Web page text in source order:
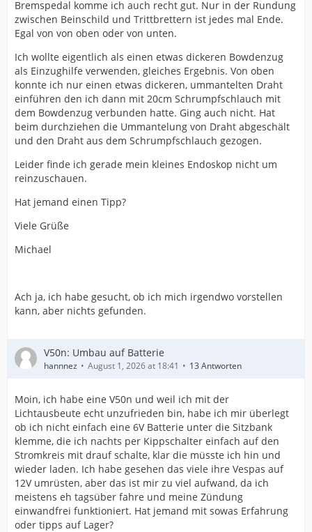
Bremspedal komme ich auch recht gut. Nur in der Rundung
zwischen Beinschild und Trittbrettern ist jedes mal Ende.
Egal von von oben oder von unten.
Ich wollte eigentlich als einen etwas dickeren Bowdenzug
als Einzughilfe verwenden, gleiches Ergebnis. Von oben
konnte ich nur einen etwas dickeren, ummantelten Draht
einführen den ich dann mit 20cm Schrumpfschlauch mit
dem Bowdenzug verbunden hatte. Ging auch nicht. Hat
beim durchziehen die Ummantelung von Draht abgeschält
und den Draht aus dem Schrumpfschlauch gezogen.
Leider finde ich gerade mein kleines Endoskop nicht um
reinzuschauen.
Hat jemand einen Tipp?
Viele Grüße
Michael
Ach ja, ich habe gesucht, ob ich mich irgendwo vorstellen
kann, aber nichts gefunden.
V50n: Umbau auf Batterie
hannnez August 1, 2026 at 18:41 13 Antworten
Moin, ich habe eine V50n und weil ich mit der
Lichtausbeute echt unzufrieden bin, habe ich mir überlegt
ob ich nicht einfach eine 6V Batterie unter die Sitzbank
klemme, die ich nachts per Kippschalter einfach auf den
Stromkreis mit drauf schalte, klar die müsste ich hin und
wieder laden. Ich habe gesehen das viele ihre Vespas auf
12V umrüsten, aber das ist mir zu viel aufwand, da ich
meistens eh tagsüber fahre und meine Zündung
einwandfrei funktioniert. Hat jemand mit sowas Erfahrung
oder tipps auf Lager?